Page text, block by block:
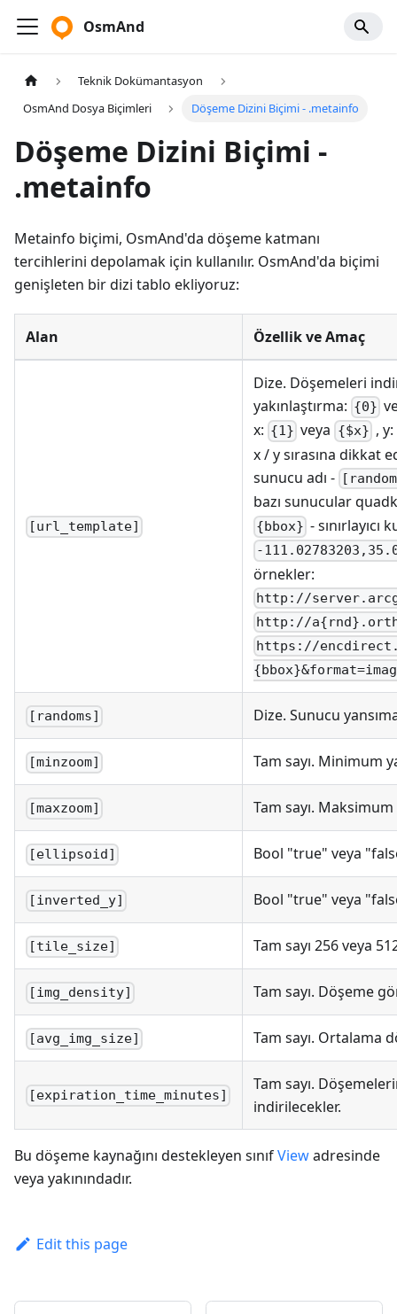
OsmAnd
Teknik Dokümantasyon
OsmAnd Dosya Biçimleri
Döşeme Dizini Biçimi - .metainfo
Döşeme Dizini Biçimi -
.metainfo
Metainfo biçimi, OsmAnd'da döşeme katmanı
tercihlerini depolamak için kullanılır. OsmAnd'da biçimi
genişleten bir dizi tablo ekliyoruz:
Alan Özellik ve Amaç
[url_template]
Dize. Döşemeleri
yakınlaştırma: {0}
x: {1} veya {$x} , y:
x / y sırasına dikkat
sunucu adı -
bazı sunucular
{bbox} -
-
örnekler:
http://
http://
https://
[randoms] Dize. Sunucu
[minzoom] Tam sayı. Minimum
[maxzoom] Tam sayı.
[ellipsoid] Bool "true" veya
[inverted_y] Bool "true" veya
[tile_size] Tam sayı 256 veya
[img_density] Tam sayı. Döşeme
[avg_img_size] Tam sayı. Ortalama
[expiration_time_minutes]
Tam sayı.
indirilecekler.
Bu döşeme kaynağını destekleyen sınıfViewadresinde
veya yakınındadır.
Edit this page